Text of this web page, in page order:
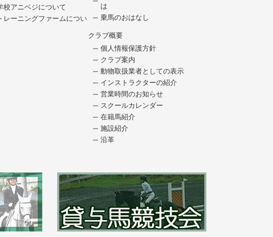
校アニベジについて
レーニングファームについ
は
乗馬のおはなし
クラブ概要
個人情報保護方針
クラブ案内
動物取扱業者としての表示
インストラクターの紹介
営業時間のお知らせ
スクールカレンダー
在籍馬紹介
施設紹介
沿革